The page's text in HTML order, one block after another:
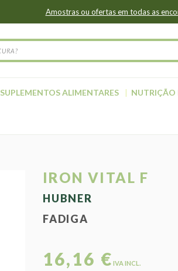
Amostras ou ofertas em todas as
SUPLEMENTOS ALIMENTARES NUTRIÇÃO
IRON VITAL F
HUBNER
FADIGA
16,16 € IVA INCL.